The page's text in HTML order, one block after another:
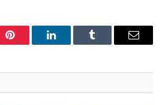
Pinterest LinkedInTumblr Email